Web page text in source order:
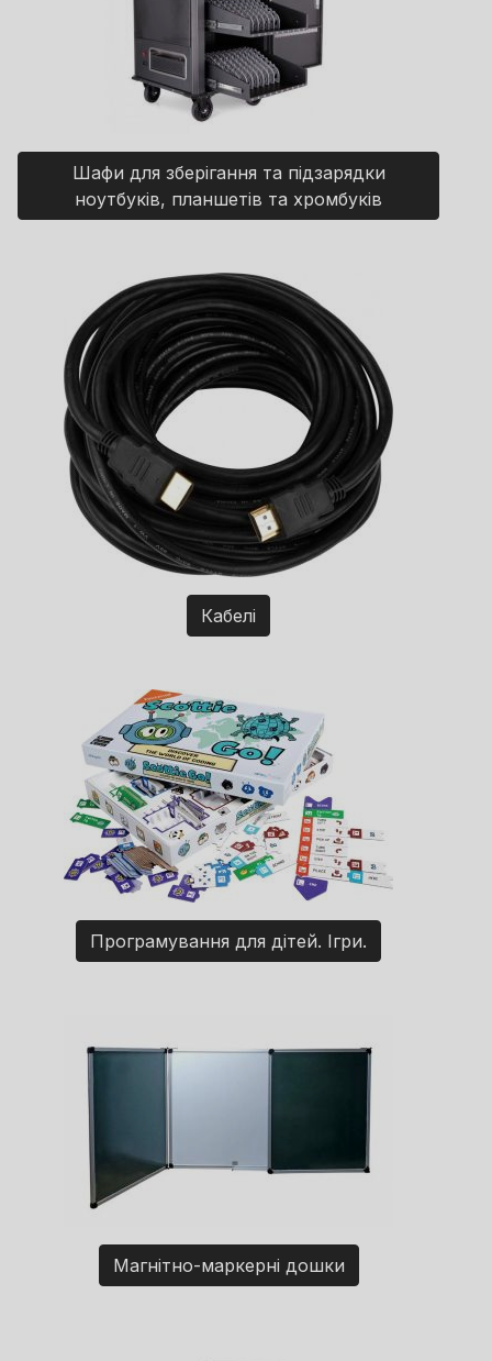
Шафи для зберігання та підзарядки
ноутбуків, планшетів та хромбуків
Кабелі
Програмування для дітей. Ігри.
Магнітно-маркерні дошки